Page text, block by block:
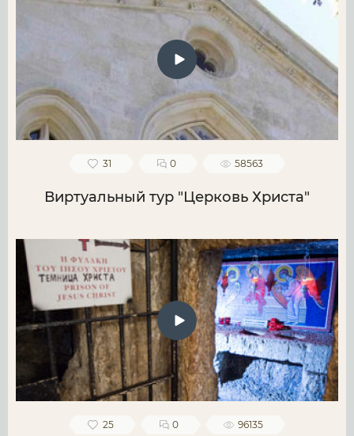
31 0 58563
Виртуальный тур "Церковь Христа"
25 0 96135